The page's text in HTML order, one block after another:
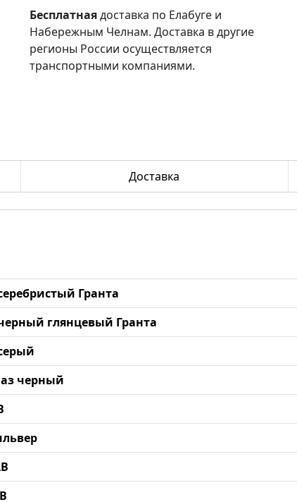
Бесплатнаядоставка по Елабуге и
Набережным Челнам. Доставка в другие
регионы России осуществляется
транспортными компаниями.
Доставка
Гранта
глянцевый Гранта
черный